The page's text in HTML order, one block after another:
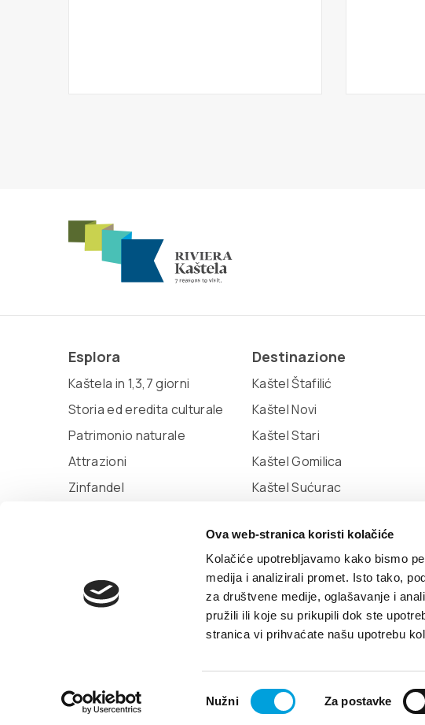
Ova web-stranica koristi kolačiće
Kolačiće upotrebljavamo kako bismo
medija i analizirali promet. Isto tako,
za društvene medije, oglašavanje i
pružili ili koje su prikupili dok ste
stranica vi prihvaćate našu upotrebu
pristanka
Nužni Za postavke
Esplora
Kaštela in 1,3,7 giorni
Storia ed eredita culturale
Patrimonio naturale
Attrazioni
Zinfandel
Destinazione
Kaštel Štafilić
Kaštel Novi
Kaštel Stari
Kaštel Gomilica
Kaštel Sućurac
Kaštel Lukšić
© TZ Kastela 2022 Gestione dei Cookie Developed by: